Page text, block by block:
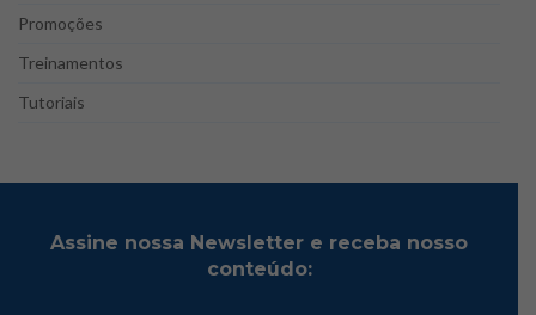
Promoções
Treinamentos
Tutoriais
Assine nossa Newsletter e receba nosso
conteúdo: